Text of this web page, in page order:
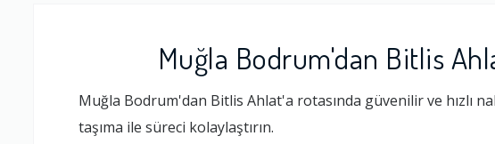
Muğla Bodrum'dan Bitlis
Muğla Bodrum'dan Bitlis Ahlat'a rotasında güvenilir ve hızlı
taşıma ile süreci kolaylaştırın.